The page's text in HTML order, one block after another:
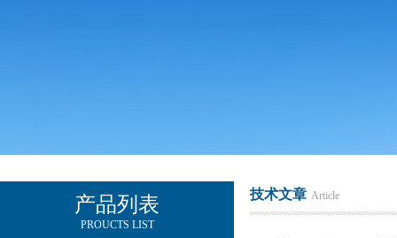
产品列表
PROUCTS LIST
技术文章 Article